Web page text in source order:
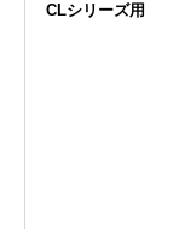
CLシリーズ用